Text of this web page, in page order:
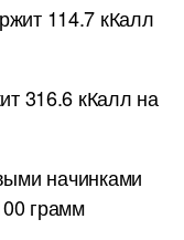
114.7 кКалл
316.6 кКалл на
начинками
грамм